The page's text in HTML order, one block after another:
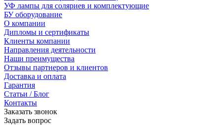
УФ лампы для соляриев и комплектующие
БУ оборудование
О компании
Дипломы и сертификаты
Клиенты компании
Направления деятельности
Наши преимущества
Отзывы партнеров и клиентов
Доставка и оплата
Гарантия
Статьи / Блог
Контакты
Заказать звонок
Задать вопрос